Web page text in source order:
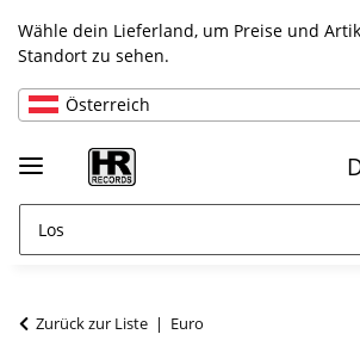
Wähle dein Lieferland, um Preise und
Standort zu sehen.
Österreich
Zurück zur Liste Euro